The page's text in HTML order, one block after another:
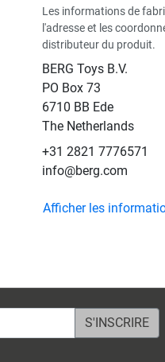
Les informations de
l'adresse et les
distributeur du produit.
BERG Toys B.V.
​PO Box 73
6710 BB Ede
The Netherlands
+31 2821 7776571
info@berg.com
Afficher les